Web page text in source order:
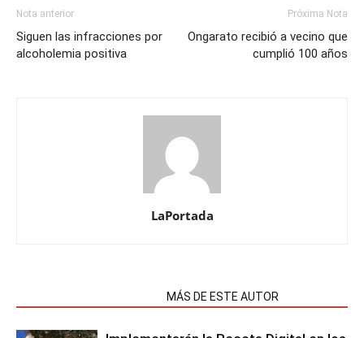
Nota anterior
Siguen las infracciones por
alcoholemia positiva
Próxima Nota
Ongarato recibió a vecino que
cumplió 100 años
LaPortada
MÁS DE ESTE AUTOR